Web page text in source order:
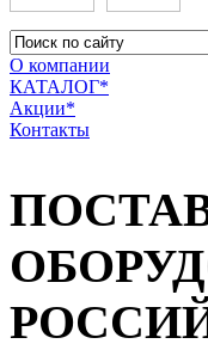
О компании
КАТАЛОГ*
Акции*
Контакты